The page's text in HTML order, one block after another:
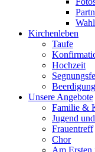
Kirchenleben
Taufe
Hochzeit
Beerdigung
Unsere Angebote
Familie &
Jugend
Frauentreff
Chor
Am Ersten